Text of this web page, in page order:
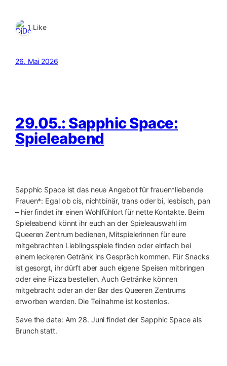
1 Like
26. Mai 2026
29.05.: Sapphic Space:
Spieleabend
Sapphic Space ist das neue Angebot für frauen*liebende
Frauen*: Egal ob cis, nichtbinär, trans oder bi, lesbisch, pan
– hier findet ihr einen Wohlfühlort für nette Kontakte. Beim
Spieleabend könnt ihr euch an der Spieleauswahl im
Queeren Zentrum bedienen, Mitspielerinnen für eure
mitgebrachten Lieblingsspiele finden oder einfach bei
einem leckeren Getränk ins Gespräch kommen. Für Snacks
ist gesorgt, ihr dürft aber auch eigene Speisen mitbringen
oder eine Pizza bestellen. Auch Getränke können
mitgebracht oder an der Bar des Queeren Zentrums
erworben werden. Die Teilnahme ist kostenlos.
Save the date: Am 28. Juni findet der Sapphic Space als
Brunch statt.